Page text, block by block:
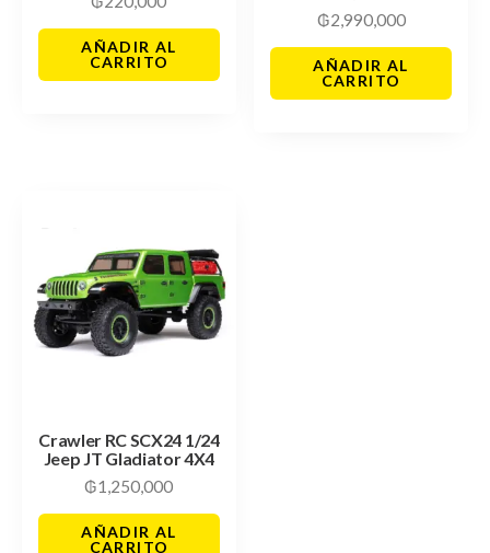
AÑADIR AL
CARRITO
₲2,990,000
AÑADIR AL
CARRITO
Crawler RC SCX24 1/24
Jeep JT Gladiator 4X4
₲1,250,000
AÑADIR AL
CARRITO